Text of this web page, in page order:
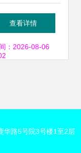
式绿植花卉租
园林绿化养护
查看详情
：2026-08-06
华路5号院3号楼1至2层